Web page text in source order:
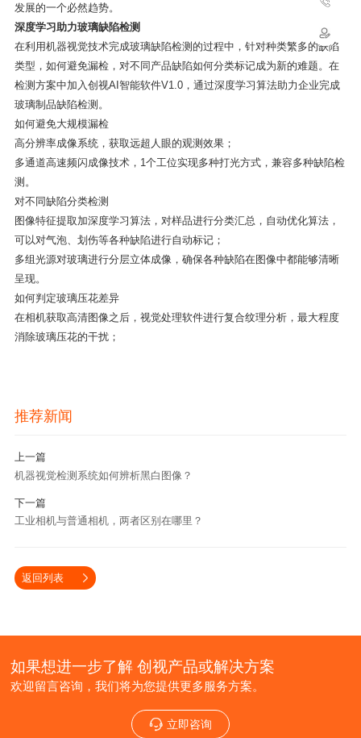
发展的一个必然趋势。
深度学习助力玻璃缺陷检测
在利用机器视觉技术完成玻璃缺陷检测的过程中，针对种类繁多的缺陷
类型，如何避免漏检，对不同产品缺陷如何分类标记成为新的难题。在
检测方案中加入创视AI智能软件V1.0，通过深度学习算法助力企业完成
玻璃制品缺陷检测。
如何避免大规模漏检
高分辨率成像系统，获取远超人眼的观测效果；
多通道高速频闪成像技术，1个工位实现多种打光方式，兼容多种缺陷检
测。
对不同缺陷分类检测
图像特征提取加深度学习算法，对样品进行分类汇总，自动优化算法，
可以对气泡、划伤等各种缺陷进行自动标记；
多组光源对玻璃进行分层立体成像，确保各种缺陷在图像中都能够清晰
呈现。
如何判定玻璃压花差异
在相机获取高清图像之后，视觉处理软件进行复合纹理分析，最大程度
消除玻璃压花的干扰；
推荐新闻
上一篇
机器视觉检测系统如何辨析黑白图像？
下一篇
工业相机与普通相机，两者区别在哪里？
返回列表
如果想进一步了解 创视产品或解决方案
欢迎留言咨询，我们将为您提供更多服务方案。
立即咨询